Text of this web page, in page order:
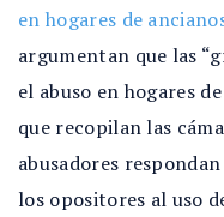
en hogares de
argumentan que las
el abuso en hogares
que recopilan las
abusadores
los opositores al uso